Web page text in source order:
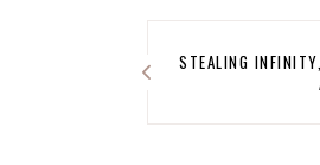
STEALING